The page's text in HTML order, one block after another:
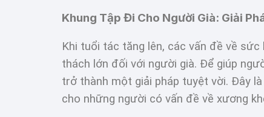
Khung Tập Đi Cho Người Già: Giải
Khi tuổi tác tăng lên, các vấn đề về
thách lớn đối với người già. Để giúp
trở thành một giải pháp tuyệt vời. Đây
cho những người có vấn đề về xương